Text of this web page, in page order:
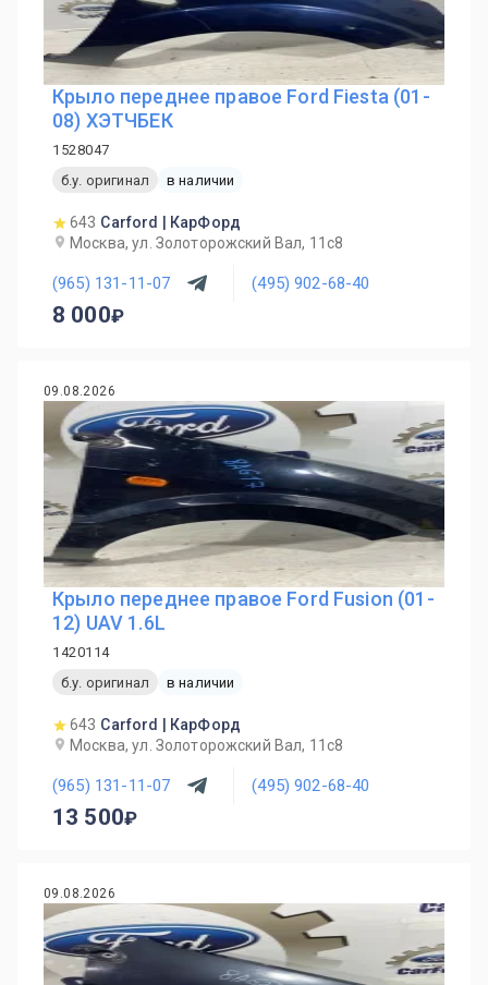
Крыло переднее правое Ford Fiesta (01-
08) ХЭТЧБЕК
1528047
б.у. оригинал
в наличии
643 Carford | КарФорд
Москва, ул. Золоторожский Вал, 11с8
(965) 131-11-07 (495) 902-68-40
8 000
09.08.2026
Крыло переднее правое Ford Fusion (01-
12) UAV 1.6L
1420114
б.у. оригинал
в наличии
643 Carford | КарФорд
Москва, ул. Золоторожский Вал, 11с8
(965) 131-11-07 (495) 902-68-40
13 500
09.08.2026